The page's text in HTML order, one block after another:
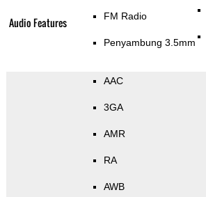
Audio Features FM Radio
Penyambung 3.5mm
AAC
3GA
AMR
RA
AWB